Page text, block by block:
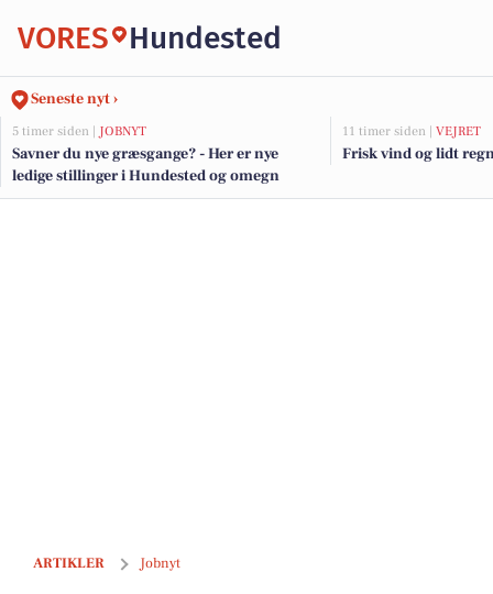
VORES Hundested
Seneste nyt ›
5 timer siden | JOBNYT
Savner du nye græsgange? - Her er nye
ledige stillinger i Hundested og omegn
11 timer siden | VEJRET
Frisk vind og lidt
ARTIKLER Jobnyt
Kreativ kok med speciale i kinesisk madlavning søges til YoYo i